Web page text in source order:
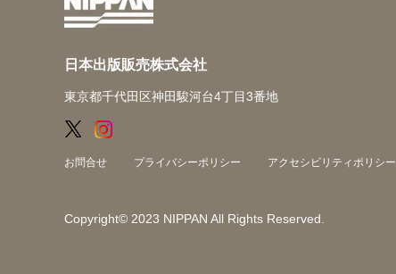
日本出版販売株式会社
東京都千代田区神田駿河台4丁目3番地
お問合せ プライバシーポリシー アクセシビリティポリシー
Copyright© 2023 NIPPAN All Rights Reserved.